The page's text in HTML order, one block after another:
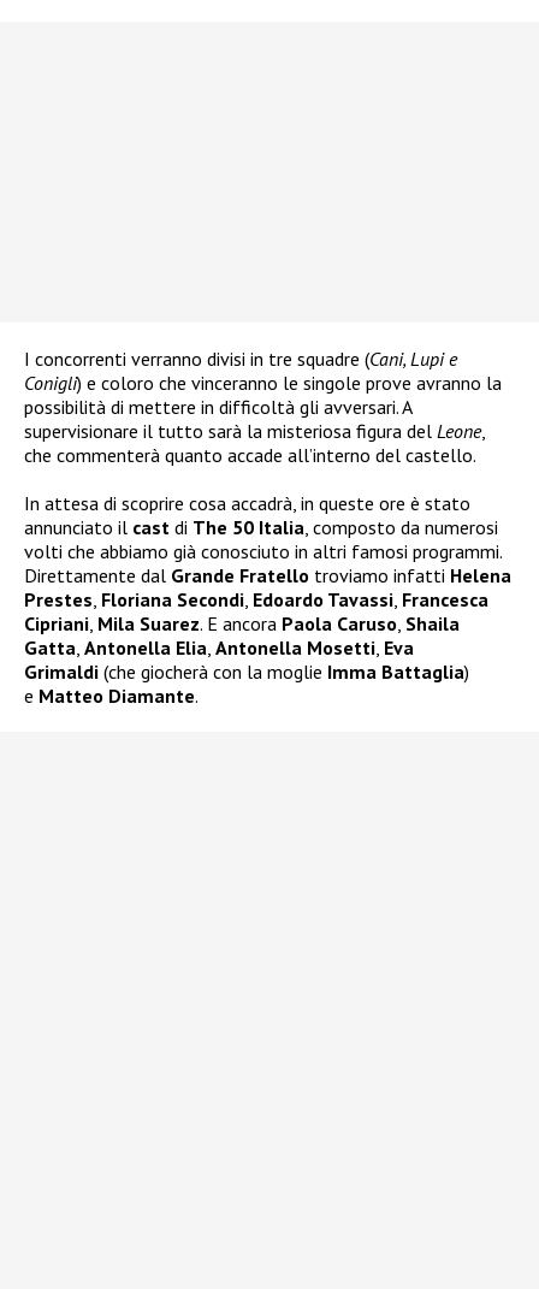
I concorrenti verranno divisi in tre squadre (Cani, Lupi e
Conigli) e coloro che vinceranno le singole prove avranno la
possibilità di mettere in difficoltà gli avversari. A
supervisionare il tutto sarà la misteriosa figura del Leone,
che commenterà quanto accade all’interno del castello.
In attesa di scoprire cosa accadrà, in queste ore è stato
annunciato il cast di The 50 Italia, composto da numerosi
volti che abbiamo già conosciuto in altri famosi programmi.
Direttamente dal Grande Fratello troviamo infatti Helena
Prestes, Floriana Secondi, Edoardo Tavassi, Francesca
Cipriani, Mila Suarez. E ancora Paola Caruso, Shaila
Gatta, Antonella Elia, Antonella Mosetti, Eva
Grimaldi (che giocherà con la moglie Imma Battaglia)
e Matteo Diamante.